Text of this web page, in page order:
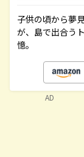
子供の頃から夢
が、島で出合う
憶。
AD